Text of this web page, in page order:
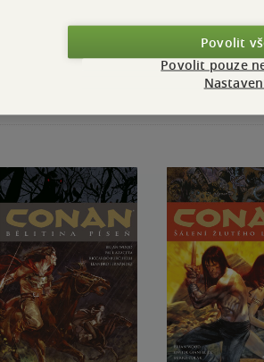
Povolit
Povolit pouze